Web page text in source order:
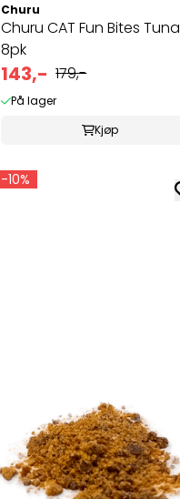
Churu
Churu CAT Fun Bites Tuna
8pk
143,- 179,-
På lager
Kjøp
-10%